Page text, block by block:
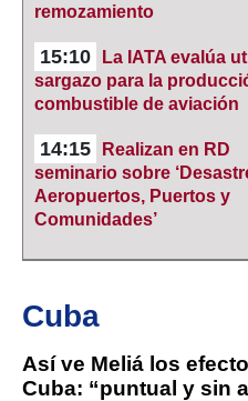
remozamiento
15:10
La IATA evalúa
sargazo para la
combustible de aviación
14:15
Realizan en RD
seminario sobre
Aeropuertos, Puertos y
Comunidades’
Cuba
Así ve Meliá los
Cuba: “puntual y sin